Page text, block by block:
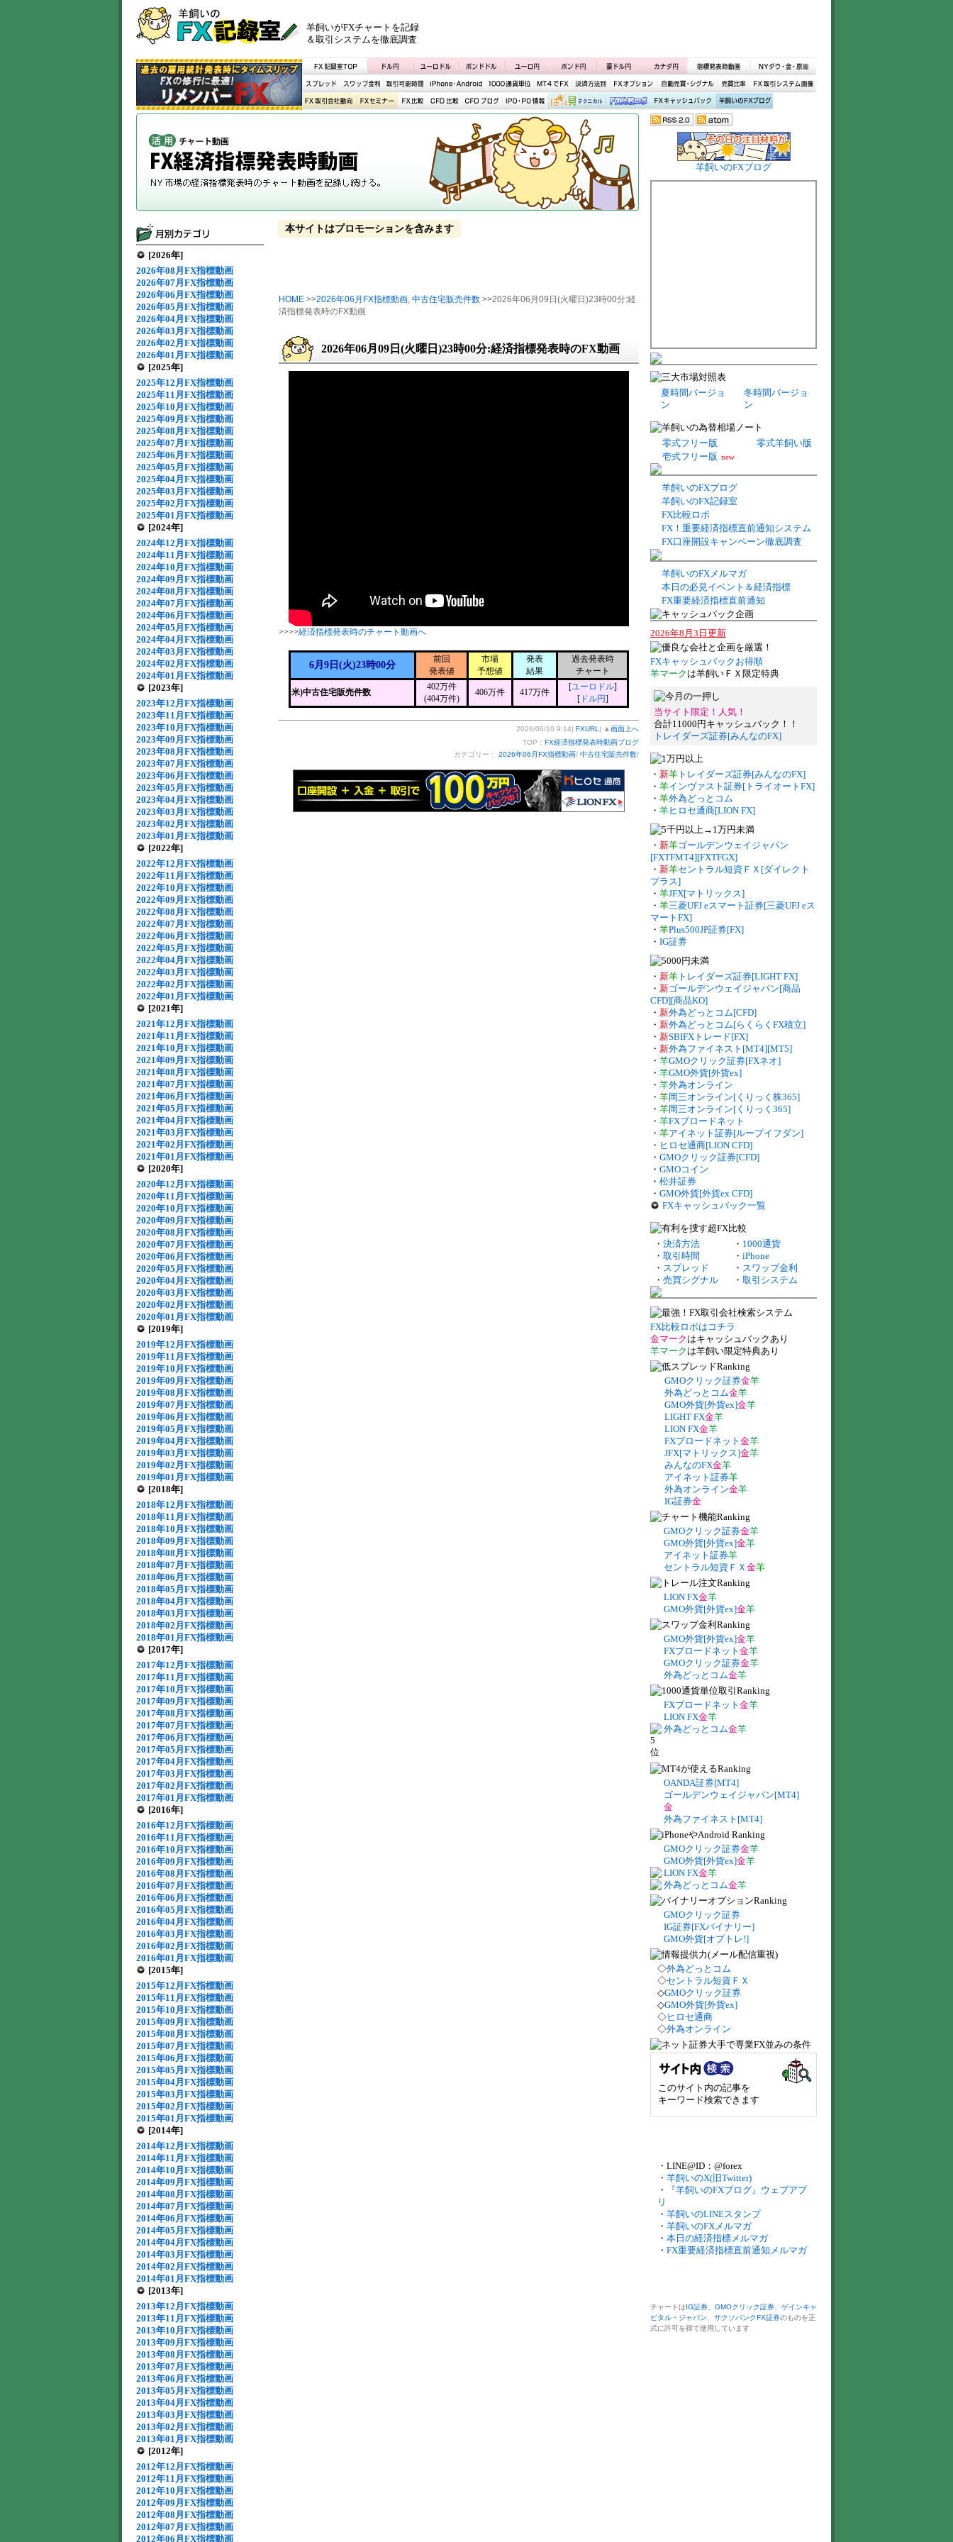
羊飼いがFXチャートを記録
＆取引システムを徹底調査
[2026年]
2026年08月FX指標動画
2026年07月FX指標動画
2026年06月FX指標動画
2026年05月FX指標動画
2026年04月FX指標動画
2026年03月FX指標動画
2026年02月FX指標動画
2026年01月FX指標動画
[2025年]
2025年12月FX指標動画
2025年11月FX指標動画
2025年10月FX指標動画
2025年09月FX指標動画
2025年08月FX指標動画
2025年07月FX指標動画
2025年06月FX指標動画
2025年05月FX指標動画
2025年04月FX指標動画
2025年03月FX指標動画
2025年02月FX指標動画
2025年01月FX指標動画
[2024年]
2024年12月FX指標動画
2024年11月FX指標動画
2024年10月FX指標動画
2024年09月FX指標動画
2024年08月FX指標動画
2024年07月FX指標動画
2024年06月FX指標動画
2024年05月FX指標動画
2024年04月FX指標動画
2024年03月FX指標動画
2024年02月FX指標動画
2024年01月FX指標動画
[2023年]
2023年12月FX指標動画
2023年11月FX指標動画
2023年10月FX指標動画
2023年09月FX指標動画
2023年08月FX指標動画
2023年07月FX指標動画
2023年06月FX指標動画
2023年05月FX指標動画
2023年04月FX指標動画
2023年03月FX指標動画
2023年02月FX指標動画
2023年01月FX指標動画
[2022年]
2022年12月FX指標動画
2022年11月FX指標動画
2022年10月FX指標動画
2022年09月FX指標動画
2022年08月FX指標動画
2022年07月FX指標動画
2022年06月FX指標動画
2022年05月FX指標動画
2022年04月FX指標動画
2022年03月FX指標動画
2022年02月FX指標動画
2022年01月FX指標動画
[2021年]
2021年12月FX指標動画
2021年11月FX指標動画
2021年10月FX指標動画
2021年09月FX指標動画
2021年08月FX指標動画
2021年07月FX指標動画
2021年06月FX指標動画
2021年05月FX指標動画
2021年04月FX指標動画
2021年03月FX指標動画
2021年02月FX指標動画
2021年01月FX指標動画
[2020年]
2020年12月FX指標動画
2020年11月FX指標動画
2020年10月FX指標動画
2020年09月FX指標動画
2020年08月FX指標動画
2020年07月FX指標動画
2020年06月FX指標動画
2020年05月FX指標動画
2020年04月FX指標動画
2020年03月FX指標動画
2020年02月FX指標動画
2020年01月FX指標動画
[2019年]
2019年12月FX指標動画
2019年11月FX指標動画
2019年10月FX指標動画
2019年09月FX指標動画
2019年08月FX指標動画
2019年07月FX指標動画
2019年06月FX指標動画
2019年05月FX指標動画
2019年04月FX指標動画
2019年03月FX指標動画
2019年02月FX指標動画
2019年01月FX指標動画
[2018年]
2018年12月FX指標動画
2018年11月FX指標動画
2018年10月FX指標動画
2018年09月FX指標動画
2018年08月FX指標動画
2018年07月FX指標動画
2018年06月FX指標動画
2018年05月FX指標動画
2018年04月FX指標動画
2018年03月FX指標動画
2018年02月FX指標動画
2018年01月FX指標動画
[2017年]
2017年12月FX指標動画
2017年11月FX指標動画
2017年10月FX指標動画
2017年09月FX指標動画
2017年08月FX指標動画
2017年07月FX指標動画
2017年06月FX指標動画
2017年05月FX指標動画
2017年04月FX指標動画
2017年03月FX指標動画
2017年02月FX指標動画
2017年01月FX指標動画
[2016年]
2016年12月FX指標動画
2016年11月FX指標動画
2016年10月FX指標動画
2016年09月FX指標動画
2016年08月FX指標動画
2016年07月FX指標動画
2016年06月FX指標動画
2016年05月FX指標動画
2016年04月FX指標動画
2016年03月FX指標動画
2016年02月FX指標動画
2016年01月FX指標動画
[2015年]
2015年12月FX指標動画
2015年11月FX指標動画
2015年10月FX指標動画
2015年09月FX指標動画
2015年08月FX指標動画
2015年07月FX指標動画
2015年06月FX指標動画
2015年05月FX指標動画
2015年04月FX指標動画
2015年03月FX指標動画
2015年02月FX指標動画
2015年01月FX指標動画
[2014年]
2014年12月FX指標動画
2014年11月FX指標動画
2014年10月FX指標動画
2014年09月FX指標動画
2014年08月FX指標動画
2014年07月FX指標動画
2014年06月FX指標動画
2014年05月FX指標動画
2014年04月FX指標動画
2014年03月FX指標動画
2014年02月FX指標動画
2014年01月FX指標動画
[2013年]
2013年12月FX指標動画
2013年11月FX指標動画
2013年10月FX指標動画
2013年09月FX指標動画
2013年08月FX指標動画
2013年07月FX指標動画
2013年06月FX指標動画
2013年05月FX指標動画
2013年04月FX指標動画
2013年03月FX指標動画
2013年02月FX指標動画
2013年01月FX指標動画
[2012年]
2012年12月FX指標動画
2012年11月FX指標動画
2012年10月FX指標動画
2012年09月FX指標動画
2012年08月FX指標動画
2012年07月FX指標動画
2012年06月FX指標動画
本サイトはプロモーションを含みます
HOME >>2026年06月FX指標動画, 中古住宅販売件数 >>2026年06月09日(火曜日)23時00分:経
済指標発表時のFX動画
2026年06月09日(火曜日)23時00分:経済指標発表時のFX動画
>>>>経済指標発表時のチャート動画へ
6月9日(火)23時00分
前回
発表値
市場
予想値
発表
結果
過去発表時
チャート
米)中古住宅販売件数
402万件
(404万件)
406万件 417万件
[ユーロドル]
[ドル円]
2026/06/10 9:14| FXURL | ▲ 画面上へ
TOP： FX経済指標発表時動画ブログ
カテゴリー： 2026年06月FX指標動画/ 中古住宅販売件数/
羊飼いのFXブログ
夏時間バージョ
ン
冬時間バージョ
ン
零式フリー版
零式羊飼い版
壱式フリー版 new
羊飼いのFXブログ
羊飼いのFX記録室
FX比較ロボ
FX！重要経済指標直前通知システム
FX口座開設キャンペーン徹底調査
羊飼いのFXメルマガ
本日の必見イベント＆経済指標
FX重要経済指標直前通知
2026年8月3日更新
FXキャッシュバックお得順
羊マーク は羊飼いＦＸ限定特典
当サイト限定！人気！
合計11000円キャッシュバック！！
トレイダーズ証券[みんなのFX]
・ 新羊 トレイダーズ証券[みんなのFX]
・ 羊インヴァスト証券[トライオートFX]
・ 羊外為どっとコム
・ 羊ヒロセ通商[LION FX]
・ 新羊ゴールデンウェイジャパン
[FXTFMT4][FXTFGX]
・ 新羊セントラル短資ＦＸ[ダイレクト
プラス]
・ 羊JFX[マトリックス]
・ 羊三菱UFJ eスマート証券[三菱UFJ eス
マートFX]
・ 羊Plus500JP証券[FX]
・ IG証券
・ 新羊 トレイダーズ証券[LIGHT FX]
・ 新ゴールデンウェイジャパン[商品
CFD][商品KO]
・ 新外為どっとコム[CFD]
・ 新外為どっとコム[らくらくFX積立]
・ 新SBIFXトレード[FX]
・ 新外為ファイネスト[MT4][MT5]
・ 羊GMOクリック証券[FXネオ]
・ 羊GMO外貨[外貨ex]
・ 羊外為オンライン
・ 羊岡三オンライン[くりっく株365]
・ 羊岡三オンライン[くりっく365]
・ 羊FXブロードネット
・ 羊アイネット証券[ループイフダン]
・ ヒロセ通商[LION CFD]
・ GMOクリック証券[CFD]
・ GMOコイン
・ 松井証券
・ GMO外貨[外貨ex CFD]
FXキャッシュバック一覧
・ 決済方法 ・ 1000通貨
・ 取引時間 ・ iPhone
・ スプレッド ・ スワップ金利
・ 売買シグナル ・ 取引システム
FX比較ロボはコチラ
金マーク はキャッシュバックあり
羊マーク は羊飼い限定特典あり
GMOクリック証券金羊
外為どっとコム金羊
GMO外貨[外貨ex]金羊
LIGHT FX金羊
LION FX金羊
FXブロードネット 金羊
JFX[マトリックス]金羊
みんなのFX金羊
アイネット証券羊
外為オンライン金羊
IG証券金
GMOクリック証券金羊
GMO外貨[外貨ex]金羊
アイネット証券羊
セントラル短資ＦＸ 金羊
LION FX金羊
GMO外貨[外貨ex]金羊
GMO外貨[外貨ex]金羊
FXブロードネット 金羊
GMOクリック証券金羊
外為どっとコム金羊
FXブロードネット 金羊
LION FX金羊
外為どっとコム金羊
OANDA証券[MT4]
ゴールデンウェイジャパン[MT4]
金
外為ファイネスト[MT4]
GMOクリック証券金羊
GMO外貨[外貨ex]金羊
LION FX金羊
外為どっとコム金羊
GMOクリック証券
IG証券[FXバイナリー]
GMO外貨[オプトレ!]
◇外為どっとコム
◇セントラル短資ＦＸ
◇GMOクリック証券
◇GMO外貨[外貨ex]
◇ヒロセ通商
◇外為オンライン
このサイト内の記事を
キーワード検索できます
・LINE@ID：@forex
・ 羊飼いのX(旧Twitter)
・
『羊飼いのFXブログ』ウェブアプ
リ
・ 羊飼いのLINEスタンプ
・ 羊飼いのFXメルマガ
・ 本日の経済指標メルマガ
・ FX重要経済指標直前通知メルマガ
チャートはIG証券 GMOクリック証券
ゲインキャ
ピタル・ジャパン
サクソバンクFX証券のものを正
式に許可を得て使用しています